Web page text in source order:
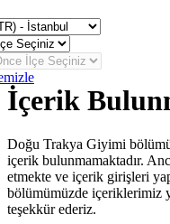
İçerik
Doğu Trakya Giyimi
içerik bulunmamaktadır.
etmekte ve içerik girişleri
bölümümüzde içeriklerimiz
teşekkür ederiz.